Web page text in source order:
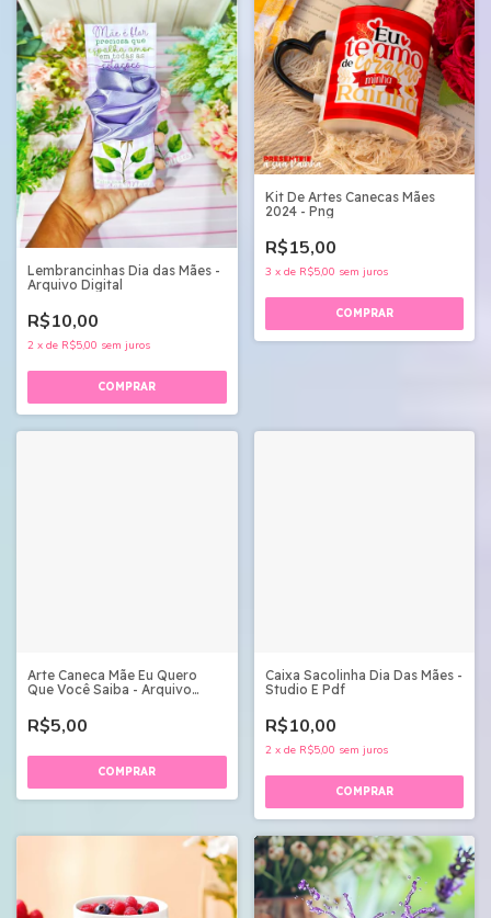
Lembrancinhas Dia das Mães -
Arquivo Digital
R$10,00
2 x de R$5,00 sem juros
Kit De Artes Canecas Mães
2024 - Png
R$15,00
3 x de R$5,00 sem juros
Arte Caneca Mãe Eu Quero
Que Você Saiba - Arquivo
R$5,00
Caixa Sacolinha Dia Das Mães -
Studio E Pdf
R$10,00
2 x de R$5,00 sem juros